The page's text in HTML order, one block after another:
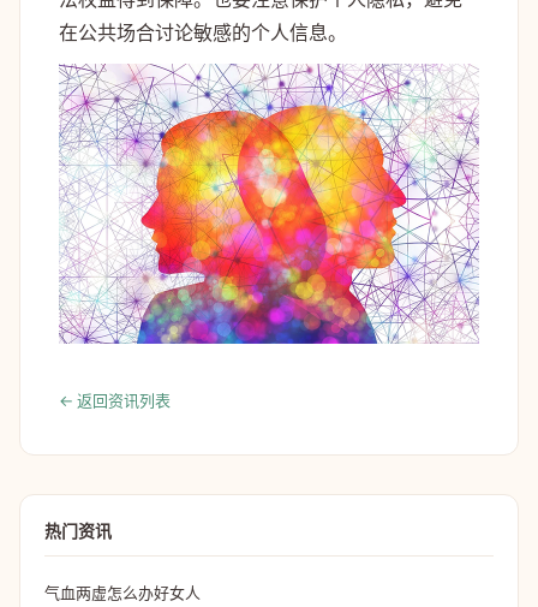
在公共场合讨论敏感的个人信息。
← 返回资讯列表
热门资讯
气血两虚怎么办好女人